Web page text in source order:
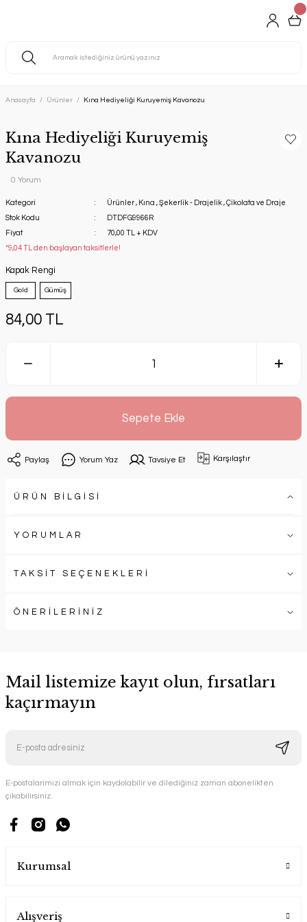
Anasayfa Ürünler Kına Hediyeliği Kuruyemiş Kavanozu
Kına Hediyeliği Kuruyemiş
Kavanozu
0 Yorum
Kategori Ürünler , Kına ,Şekerlik - Drajelik ,Çikolata ve Draje
Stok Kodu
DTDFG9966R
Fiyat
70,00 TL + KDV
*9,04 TL den başlayan taksitlerle!
Kapak Rengi
Gold Gümüş
84,00 TL
Sepete Ekle
Paylaş Yorum Yaz Tavsiye Et Karşılaştır
ÜRÜN BİLGİSİ
YORUMLAR
TAKSİT SEÇENEKLERİ
ÖNERİLERİNİZ
Mail listemize kayıt olun, fırsatları
kaçırmayın
E-postalarımızı almak için kaydolabilir ve dilediğiniz zaman abonelikten
çıkabilirsiniz.
Kurumsal
Alışveriş